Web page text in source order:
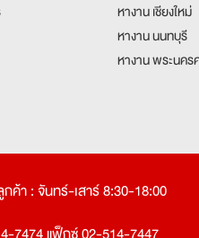
หางาน เชียงใหม่
หางาน นนทบุรี
หางาน พระนค
ค้า : จันทร์-เสาร์ 8:30-18:00